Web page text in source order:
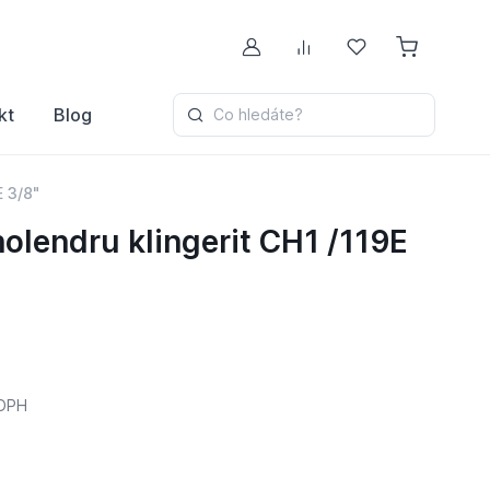
Můj účetPorovnávání
Oblíbené
Blog Co hledáte?
3/8"
klingerit CH1 /119E